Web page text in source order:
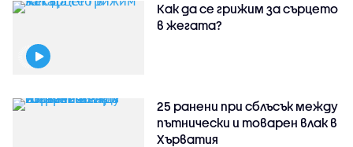
Как да се грижим за сърцето
в жегата?
25 ранени при сблъсък между
пътнически и товарен влак в
Хърватия